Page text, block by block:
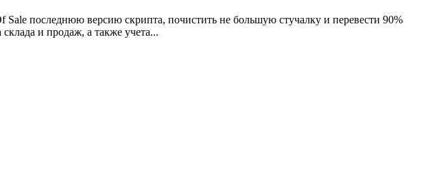
последнюю версию скрипта, почистить не большую стучалку и перевести 90%
и продаж, а также учета...